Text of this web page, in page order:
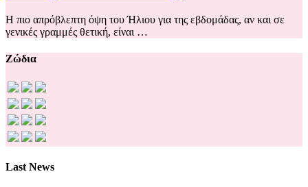
Η πιο απρόβλεπτη όψη του Ήλιου για της εβδομάδας, αν και σε
γενικές γραμμές θετική, είναι …
Ζώδια
Last News